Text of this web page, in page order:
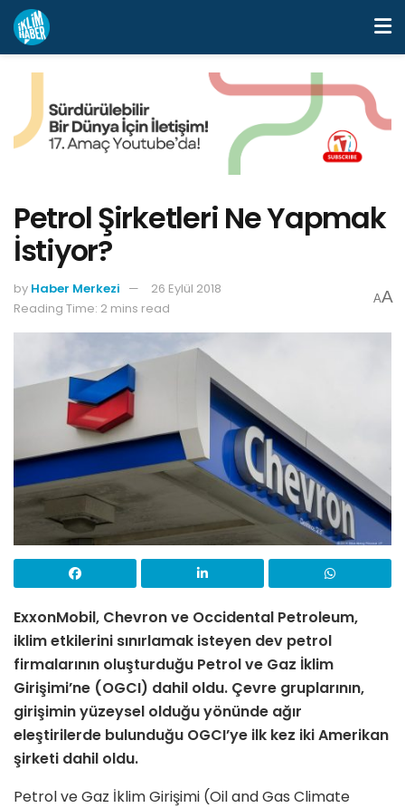
Petrol Şirketleri Ne Yapmak
İstiyor?
by Haber Merkezi
26 Eylül 2018
Reading Time: 2 mins read
AA
ExxonMobil, Chevron ve Occidental Petroleum,
iklim etkilerini sınırlamak isteyen dev petrol
firmalarının oluşturduğu Petrol ve Gaz İklim
Girişimi’ne (OGCI) dahil oldu. Çevre gruplarının,
girişimin yüzeysel olduğu yönünde ağır
eleştirilerde bulunduğu OGCI’ye ilk kez iki Amerikan
şirketi dahil oldu.
Petrol ve Gaz İklim Girişimi (Oil and Gas Climate